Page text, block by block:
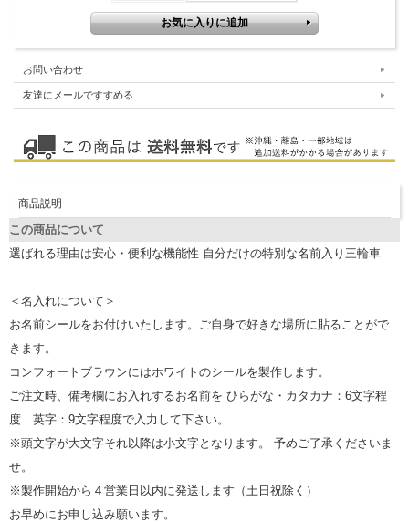
お問い合わせ
友達にメールですすめる
商品説明
この商品について
選ばれる理由は安心・便利な機能性 自分だけの特別な名前入り三輪車
＜名入れについて＞
お名前シールをお付けいたします。ご自身で好きな場所に貼ることがで
きます。
コンフォートブラウンにはホワイトのシールを製作します。
ご注文時、備考欄にお入れするお名前を ひらがな・カタカナ：6文字程
度 英字：9文字程度で入力して下さい。
※頭文字が大文字それ以降は小文字となります。 予めご了承くださいま
せ。
※製作開始から４営業日以内に発送します（土日祝除く）
お早めにお申し込み願います。